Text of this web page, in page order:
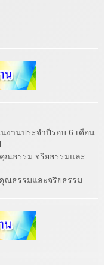
งานประจำปีรอบ 6 เดือน
ณธรรม จริยธรรมและ
ณธรรมและจริยธรรม